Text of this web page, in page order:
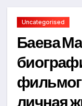
Uncategorised
Баева